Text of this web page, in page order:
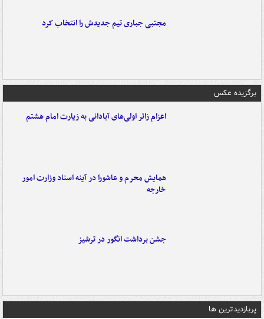
مجتبی جباری تیم جدیدش را انتخاب کرد
برگزیده عکس
اعزام زائر اولی‌های آبادانی به زیارت امام هشتم
همایش محرم و عاشورا در آینه اسناد وزارت امور
خارجه
جشن برداشت انگور در ترشیز
پربازدیدترین ها